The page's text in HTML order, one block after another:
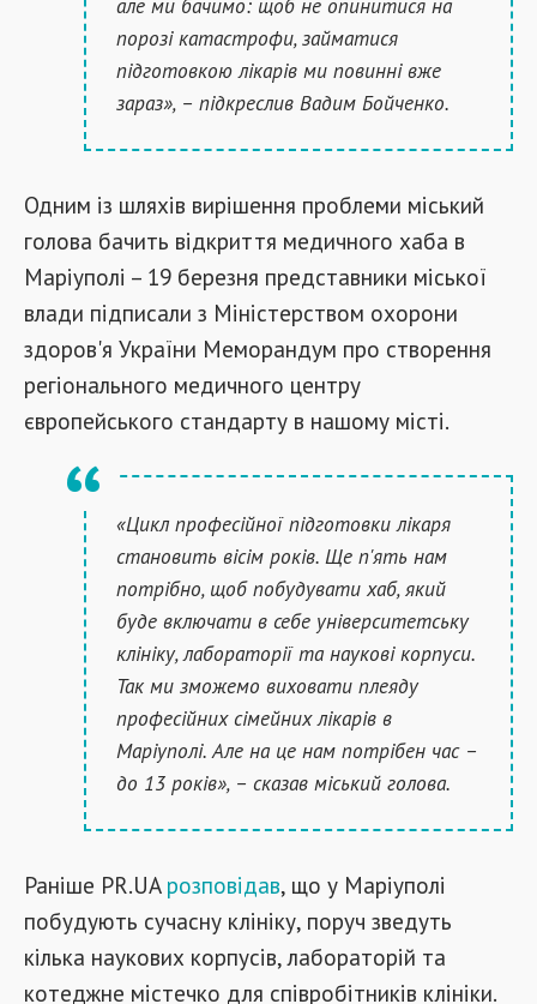
порозі катастрофи, займатися
підготовкою лікарів ми повинні вже
зараз», – підкреслив Вадим Бойченко.
Одним із шляхів вирішення проблеми міський
голова бачить відкриття медичного хаба в
Маріуполі – 19 березня представники міської
влади підписали з Міністерством охорони
здоров'я України Меморандум про створення
регіонального медичного центру
європейського стандарту в нашому місті.
«Цикл професійної підготовки лікаря
становить вісім років. Ще п'ять нам
потрібно, щоб побудувати хаб, який
буде включати в себе університетську
клініку, лабораторії та наукові корпуси.
Так ми зможемо виховати плеяду
професійних сімейних лікарів в
Маріуполі. Але на це нам потрібен час –
до 13 років», – сказав міський голова.
Раніше PR.UA розповідав, що у Маріуполі
побудують сучасну клініку, поруч зведуть
кілька наукових корпусів, лабораторій та
котеджне містечко для співробітників клініки.